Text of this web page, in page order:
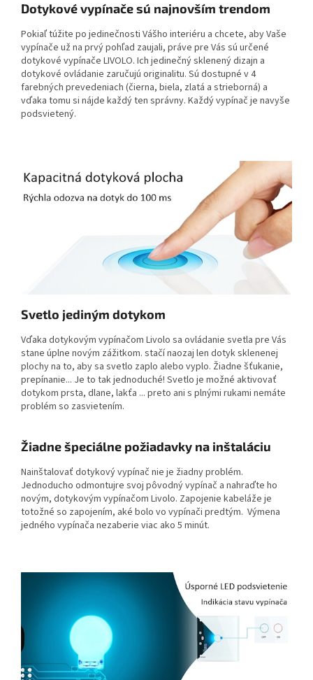
Dotykové vypínače sú najnovším trendom
Pokiaľ túžite po jedinečnosti Vášho interiéru a chcete, aby Vaše
vypínače už na prvý pohľad zaujali, práve pre Vás sú určené
dotykové vypínače LIVOLO. Ich jedinečný sklenený dizajn a
dotykové ovládanie zaručujú originalitu. Sú dostupné v 4
farebných prevedeniach (čierna, biela, zlatá a strieborná) a
vďaka tomu si nájde každý ten správny. Každý vypínač je navyše
podsvietený.
Svetlo jediným dotykom
Vďaka dotykovým vypínačom Livolo sa ovládanie svetla pre Vás
stane úplne novým zážitkom. stačí naozaj len dotyk sklenenej
plochy na to, aby sa svetlo zaplo alebo vyplo. Žiadne šťukanie,
prepínanie... Je to tak jednoduché! Svetlo je možné aktivovať
dotykom prsta, dlane, lakťa ... preto ani s plnými rukami nemáte
problém so zasvietením.
Žiadne špeciálne požiadavky na inštaláciu
Nainštalovať dotykový vypínač nie je žiadny problém.
Jednoducho odmontujre svoj pôvodný vypínač a nahraďte ho
novým, dotykovým vypínačom Livolo. Zapojenie kabeláže je
totožné so zapojením, aké bolo vo vypínači predtým. Výmena
jedného vypínača nezaberie viac ako 5 minút.